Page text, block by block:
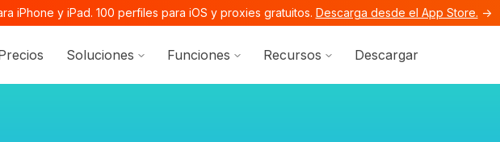
iPhone y iPad. 100 perfiles para iOS y proxies gratuitos. Descarga desde el App Store. →
Soluciones Show submenu for Soluciones
Funciones Show submenu for Funciones
Recursos Show submenu for Recursos
Descargar